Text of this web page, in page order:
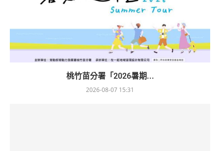
桃竹苗分署「2026暑期...
2026-08-07 15:31